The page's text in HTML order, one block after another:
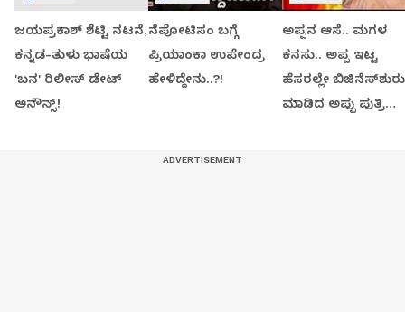
ಜಯಪ್ರಕಾಶ್ ಶೆಟ್ಟಿ ನಟನೆ,
ಕನ್ನಡ-ತುಳು ಭಾಷೆಯ
'ಬನ' ರಿಲೀಸ್ ಡೇಟ್
ಅನೌನ್ಸ್!
ನೆಪೋಟಿಸಂ ಬಗ್ಗೆ
ಪ್ರಿಯಾಂಕಾ ಉಪೇಂದ್ರ
ಹೇಳಿದ್ದೇನು..?!
ಅಪ್ಪನ ಆಸೆ.. ಮಗಳ
ಕನಸು.. ಅಪ್ಪ ಇಟ್ಟ
ಹೆಸರಲ್ಲೇ ಬಿಜಿನೆಸ್​ಶುರು
ಮಾಡಿದ ಅಪ್ಪು ಪುತ್ರಿ